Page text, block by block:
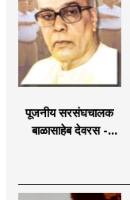
पूजनीय सरसंघचालक
बाळासाहेब देवरस -